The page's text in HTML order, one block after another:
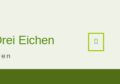
Eichen